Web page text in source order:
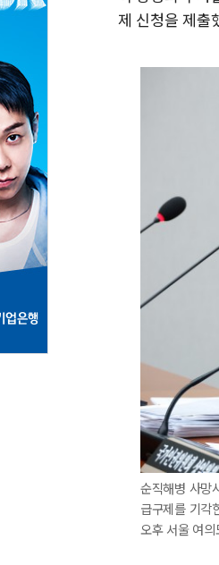
제 신청을 제출
순직해병 사망
급구제를 기각
오후 서울 여